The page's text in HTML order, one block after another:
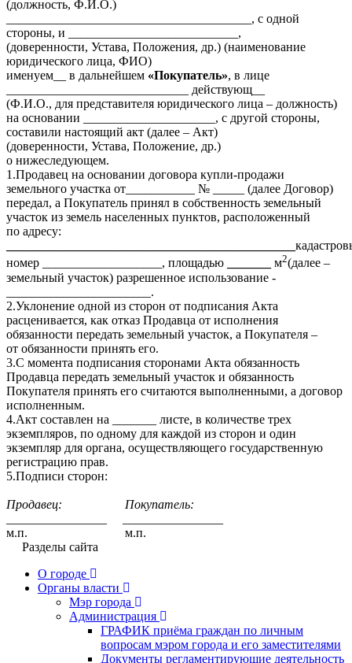
(должность, Ф.И.О.)
_______________________________________, с одной
стороны, и ___________________________,
(доверенности, Устава, Положения, др.) (наименование
юридического лица, ФИО)
именуем__ в дальнейшем «Покупатель», в лице
_____________________________ действующ__
(Ф.И.О., для представителя юридического лица – должность)
на основании _____________________, с другой стороны,
составили настоящий акт (далее – Акт)
(доверенности, Устава, Положение, др.)
о нижеследующем.
1.Продавец на основании договора купли-продажи
земельного участка от___________ № _____ (далее Договор)
передал, а Покупатель принял в собственность земельный
участок из земель населенных пунктов, расположенный
по адресу:
номер ___________________, площадью
м2(далее –
земельный участок) разрешенное использование -
_______________________.
2.Уклонение одной из сторон от подписания Акта
расценивается, как отказ Продавца от исполнения
обязанности передать земельный участок, а Покупателя –
от обязанности принять его.
3.С момента подписания сторонами Акта обязанность
Продавца передать земельный участок и обязанность
Покупателя принять его считаются выполненными, а договор
исполненным.
4.Акт составлен на _______ листе, в количестве трех
экземпляров, по одному для каждой из сторон и один
экземпляр для органа, осуществляющего государственную
регистрацию прав.
5.Подписи сторон:
Продавец: Покупатель:
м.п. м.п.
Разделы сайта
О городе
Органы власти
Мэр города
Администрация
ГРАФИК приёма граждан по личным
вопросам мэром города и его заместителями
Документы регламентирующие деятельность